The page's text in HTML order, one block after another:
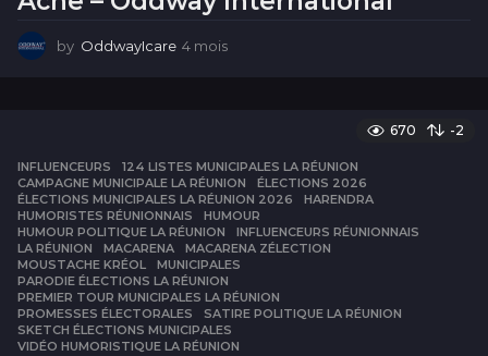
by OddwayIcare 4 mois
670 -2
INFLUENCEURS 124 LISTES MUNICIPALES LA RÉUNION
CAMPAGNE MUNICIPALE LA RÉUNION
,ÉLECTIONS 2026
ÉLECTIONS MUNICIPALES LA RÉUNION 2026
,HARENDRA
HUMORISTES RÉUNIONNAIS
,HUMOUR
HUMOUR POLITIQUE LA RÉUNION
,INFLUENCEURS RÉUNIONNAIS
LA RÉUNION
,MACARENA ,MACARENA ZÉLECTION
MOUSTACHE KRÉOL
,MUNICIPALES
PARODIE ÉLECTIONS LA RÉUNION
PREMIER TOUR MUNICIPALES LA RÉUNION
PROMESSES ÉLECTORALES
,SATIRE POLITIQUE LA RÉUNION
SKETCH ÉLECTIONS MUNICIPALES
VIDÉO HUMORISTIQUE LA RÉUNION